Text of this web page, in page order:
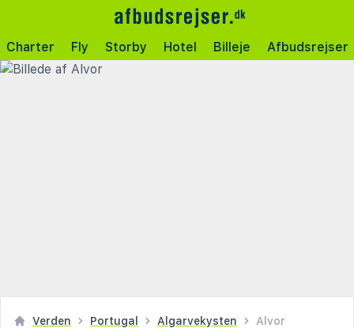
Charter Fly Storby Hotel Billeje Afbudsrejser
Verden Portugal Algarvekysten Alvor